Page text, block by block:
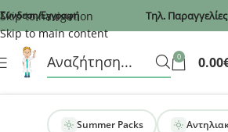
Recaptcha
Skip to navigation
Skip to main content
Σύνδεση/Εγγραφή Τηλ. Παραγγελίες
0 0.00
Summer Packs